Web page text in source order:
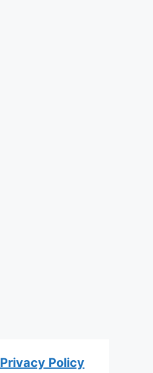
Privacy Policy